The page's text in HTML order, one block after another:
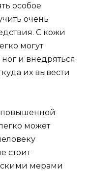
особое
очень
С кожи
могут
и внедряться
их вывести
повышенной
может
стоит
мерами